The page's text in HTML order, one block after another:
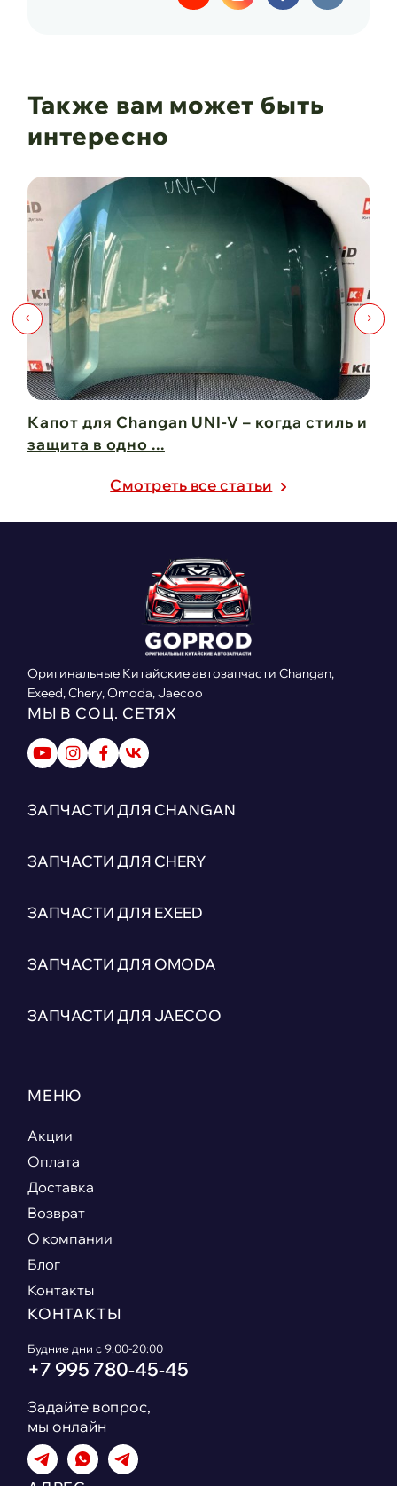
Также вам может быть
интересно
Капот для Changan UNI-V – когда стиль и
защита в одно ...
Cмотреть все статьи
Оригинальные Китайские автозапчасти Changan,
Exeed, Chery, Omoda, Jaecoo
МЫ В СОЦ. СЕТЯХ
ЗАПЧАСТИ ДЛЯ CHANGAN
ЗАПЧАСТИ ДЛЯ CHERY
ЗАПЧАСТИ ДЛЯ EXEED
ЗАПЧАСТИ ДЛЯ OMODA
ЗАПЧАСТИ ДЛЯ JAECOO
МЕНЮ
Акции
Оплата
Доставка
Возврат
О компании
Блог
Контакты
КОНТАКТЫ
Будние дни с 9:00-20:00
+7 995 780‑45‑45
Задайте вопрос,
мы онлайн